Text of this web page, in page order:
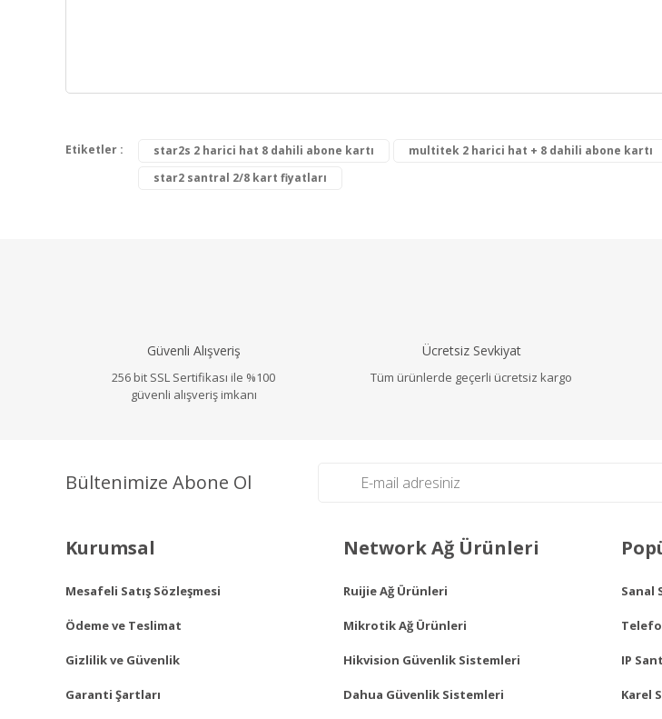
Bu ürünün fiyat bilgisi, resim, ürün açıklamalarında ve diğer konularda yetersiz
Görüş ve önerileriniz için teşekkür ederiz.
Etiketler : star2s 2 harici hat 8 dahili abone kartı multitek 2 harici hat + 8 dahili abone kartı
star2 santral 2/8 kart fiyatları
Güvenli Alışveriş
256 bit SSL Sertifikası ile %100
güvenli alışveriş imkanı
Ücretsiz Sevkiyat
Tüm ürünlerde geçerli ücretsiz kargo
Bültenimize Abone Ol
Kurumsal
Mesafeli Satış Sözleşmesi
Ödeme ve Teslimat
Gizlilik ve Güvenlik
Garanti Şartları
Network Ağ Ürünleri
Ruijie Ağ Ürünleri
Mikrotik Ağ Ürünleri
Hikvision Güvenlik Sistemleri
Dahua Güvenlik Sistemleri
Sanal
IP
Karel